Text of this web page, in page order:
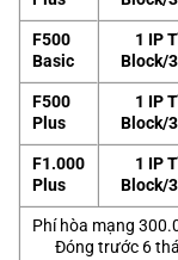
F500
Basic
1 IP
Block/
F500
Plus
1 IP
Block/
F1.000
Plus
1 IP
Block/
Phí hòa mạng
Đóng trước 6